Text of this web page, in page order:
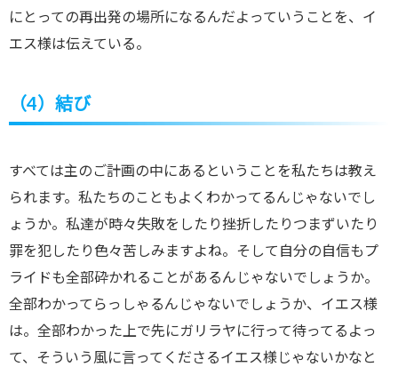
にとっての再出発の場所になるんだよっていうことを、イ
エス様は伝えている。
（4）結び
すべては主のご計画の中にあるということを私たちは教え
られます。私たちのこともよくわかってるんじゃないでし
ょうか。私達が時々失敗をしたり挫折したりつまずいたり
罪を犯したり色々苦しみますよね。そして自分の自信もプ
ライドも全部砕かれることがあるんじゃないでしょうか。
全部わかってらっしゃるんじゃないでしょうか、イエス様
は。全部わかった上で先にガリラヤに行って待ってるよっ
て、そういう風に言ってくださるイエス様じゃないかなと